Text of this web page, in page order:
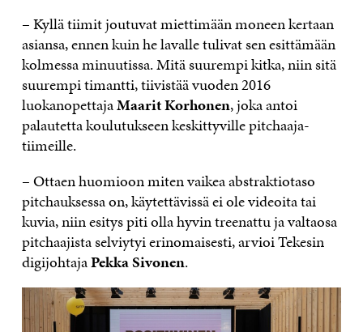
– Kyllä tiimit joutuvat miettimään moneen kertaan
asiansa, ennen kuin he lavalle tulivat sen esittämään
kolmessa minuutissa. Mitä suurempi kitka, niin sitä
suurempi timantti, tiivistää vuoden 2016
luokanopettajaMaarit Korhonen, joka antoi
palautetta koulutukseen keskittyville pitchaaja-
tiimeille.
– Ottaen huomioon miten vaikea abstraktiotaso
pitchauksessa on, käytettävissä ei ole videoita tai
kuvia, niin esitys piti olla hyvin treenattu ja valtaosa
pitchaajista selviytyi erinomaisesti, arvioi Tekesin
digijohtajaPekka Sivonen.